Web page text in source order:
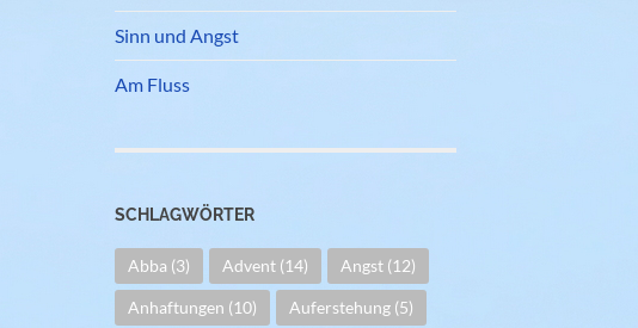
Sinn und Angst
Am Fluss
SCHLAGWÖRTER
Abba (3) Advent (14) Angst (12)
Anhaftungen (10) Auferstehung (5)